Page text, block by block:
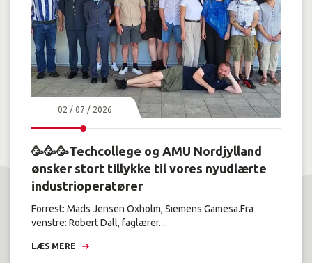
02 / 07 / 2026
🥳🥳🥳Techcollege og AMU Nordjylland
ønsker stort tillykke til vores nyudlærte
industrioperatører
Forrest: Mads Jensen Oxholm, Siemens Gamesa.Fra
venstre: Robert Dall, faglærer....
LÆS MERE